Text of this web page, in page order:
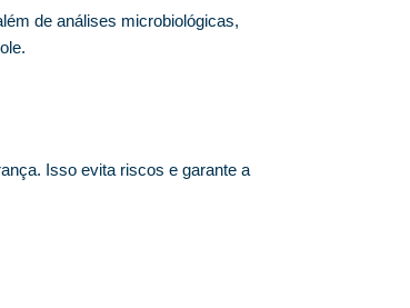
de análises microbiológicas,
Isso evita riscos e garante a